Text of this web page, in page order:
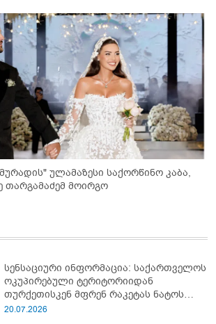
მოირგო
სენსაციური ინფორმაცია: საქართველოს
ოკუპირებული ტერიტორიიდან
თურქეთისკენ მფრენ რაკეტას ნატოს
სამიტი კინაღამ ჩაუშლია
20.07.2026